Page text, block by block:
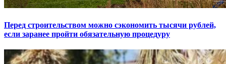
Перед строительством можно сэкономить тысячи рублей,
если заранее пройти обязательную процедуру